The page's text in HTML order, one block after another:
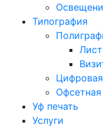
Типография
Офсетная
Уф печать
Услуги